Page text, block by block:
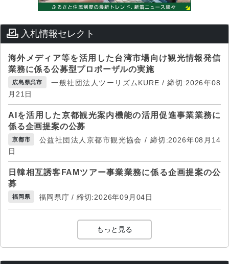
入札情報セレクト
海外メディア等を活用した台湾市場向け観光情報発信
業務に係る公募型プロポーザルの実施
広島県呉市
一般社団法人ツーリズムKURE / 締切:2026年08
月21日
AIを活用した京都観光案内機能の活用促進事業業務に
係る企画提案の公募
京都市
公益社団法人京都市観光協会 / 締切:2026年08月14
日
日韓相互誘客FAMツアー事業業務に係る企画提案の公
募
福岡県 福岡県庁 / 締切:2026年09月04日
もっと見る